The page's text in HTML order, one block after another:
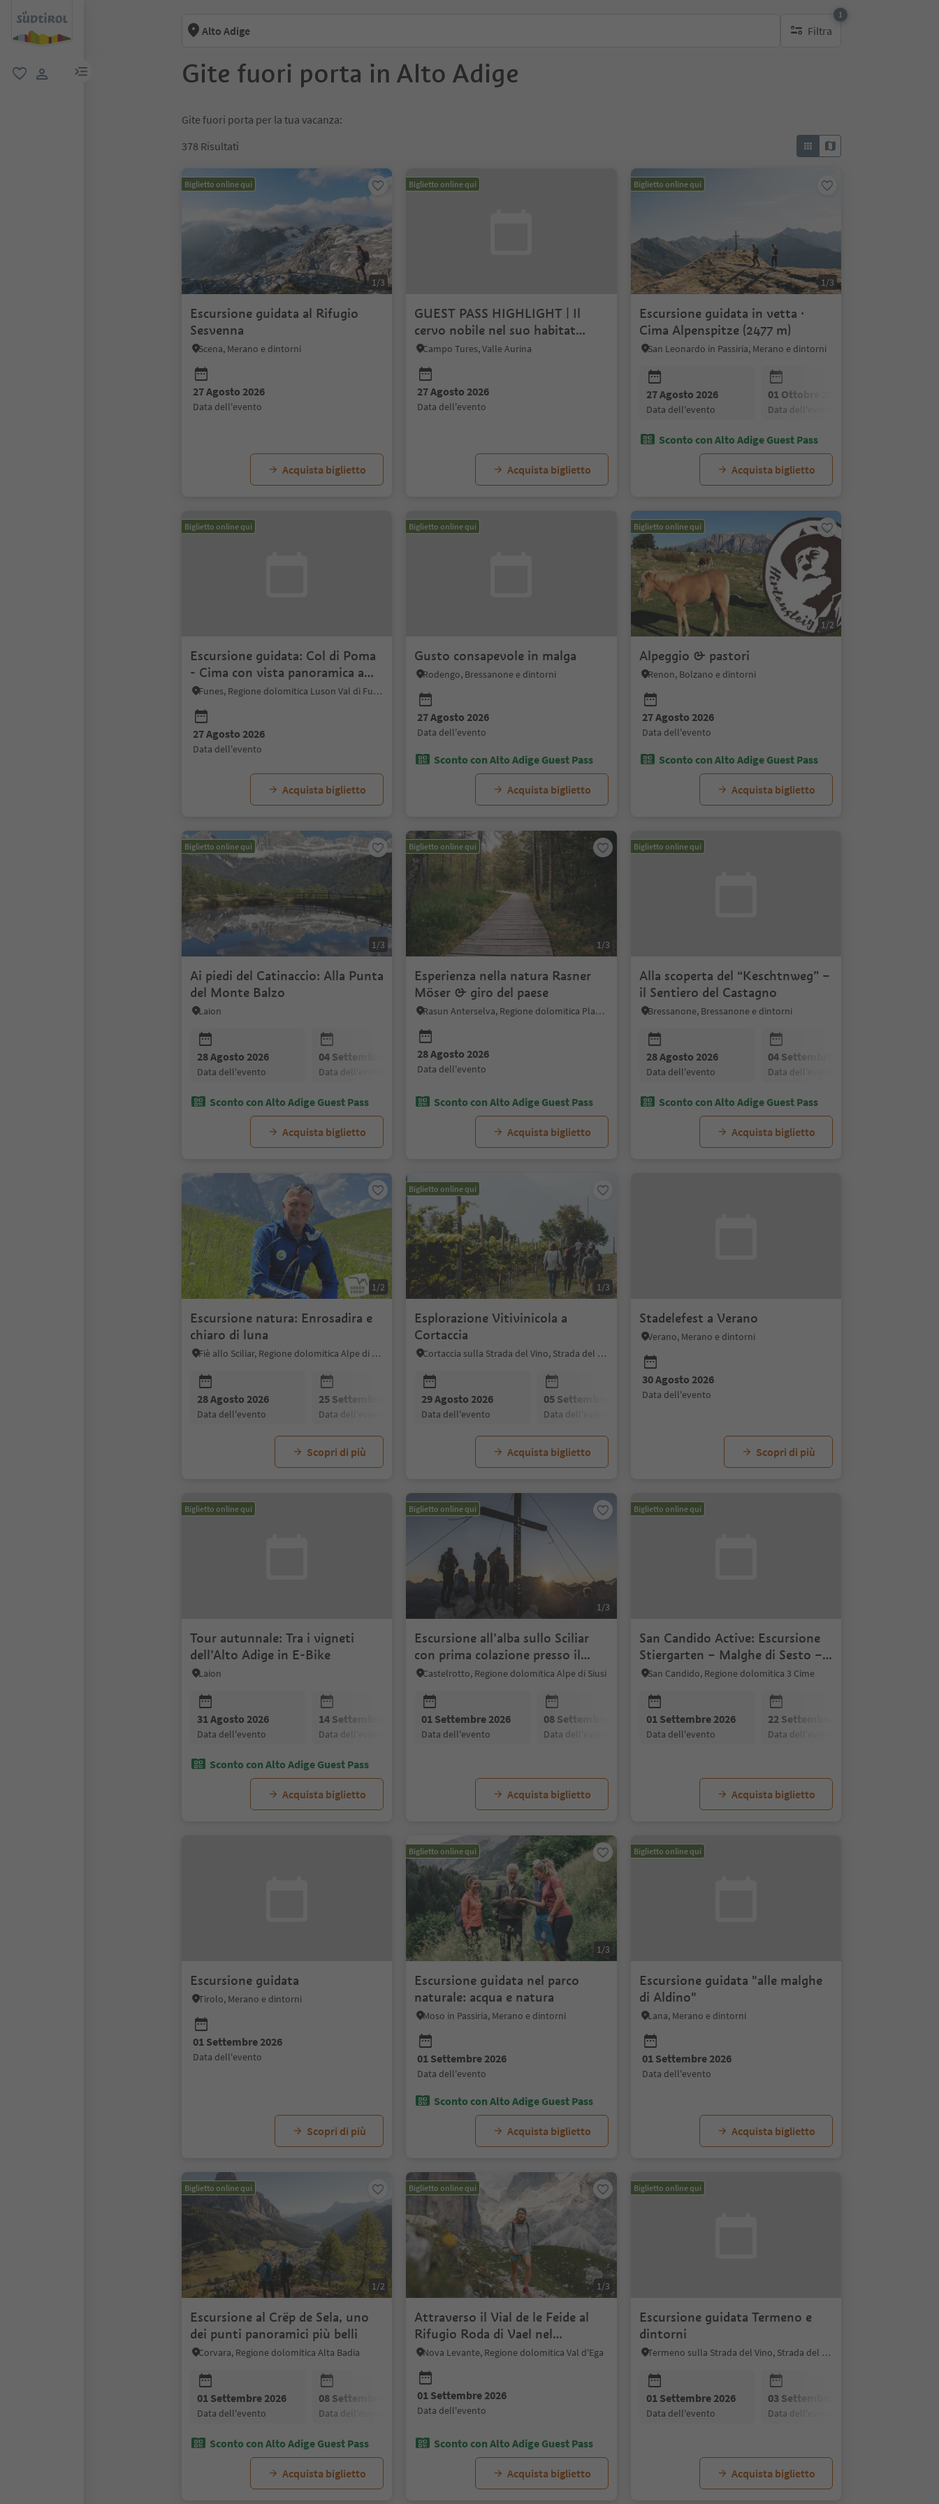
menu link
Alto Adige Filtra
1
1 filtro attivo
Gite fuori porta in Alto Adige
Gite fuori porta per la tua vacanza:
378 Risultati
Biglietto online qui
1/3
Escursione guidata al Rifugio
Sesvenna
Scena, Merano e dintorni
27 Agosto 2026
data dell'evento
Acquista biglietto
Biglietto online qui
GUEST PASS HIGHLIGHT | Il
cervo nobile nel suo habitat
(semi)naturale
Campo Tures, Valle Aurina
27 Agosto 2026
data dell'evento
Acquista biglietto
Biglietto online qui
1/3
Escursione guidata in vetta ·
Cima Alpenspitze (2477 m)
San Leonardo in Passiria, Merano e dintorni
27 Agosto 2026
data dell'evento
01 Ottobre 2026
data dell'evento
Sconto con Alto Adige Guest Pass
Acquista biglietto
Biglietto online qui
Escursione guidata: Col di Poma
- Cima con vista panoramica a
360°
Funes, Regione dolomitica Luson Val di Funes
27 Agosto 2026
data dell'evento
Acquista biglietto
Biglietto online qui
Gusto consapevole in malga
Rodengo, Bressanone e dintorni
27 Agosto 2026
data dell'evento
Sconto con Alto Adige Guest Pass
Acquista biglietto
Biglietto online qui
1/2
Alpeggio & pastori
Renon, Bolzano e dintorni
27 Agosto 2026
data dell'evento
Sconto con Alto Adige Guest Pass
Acquista biglietto
Biglietto online qui
1/3
Ai piedi del Catinaccio: Alla Punta
del Monte Balzo
Laion
28 Agosto 2026
data dell'evento
04 Settembre 2026
data dell'evento
11 Settembre 2026
data dell'evento
18 Settembre 2026 25 Settembre 2026
data dell'evento
Sconto con Alto Adige Guest Pass
Acquista biglietto
Biglietto online qui
1/3
Esperienza nella natura Rasner
Möser & giro del paese
Rasun Anterselva, Regione dolomitica Plan de Corones
28 Agosto 2026
data dell'evento
Sconto con Alto Adige Guest Pass
Acquista biglietto
Biglietto online qui
Alla scoperta del “Keschtnweg” –
il Sentiero del Castagno
Bressanone, Bressanone e dintorni
28 Agosto 2026
data dell'evento
04 Settembre 2026
data dell'evento
Sconto con Alto Adige Guest Pass
Acquista biglietto
1/2
Escursione natura: Enrosadira e
chiaro di luna
Fiè allo Sciliar, Regione dolomitica Alpe di Siusi
28 Agosto 2026
data dell'evento
25 Settembre 2026
data dell'evento
Scopri di più
Biglietto online qui
1/3
Esplorazione Vitivinicola a
Cortaccia
Cortaccia sulla Strada del Vino, Strada del Vino
29 Agosto 2026
data dell'evento
05 Settembre 2026
data dell'evento
12 Settembre 2026
Acquista biglietto
Stadelefest a Verano
Verano, Merano e dintorni
30 Agosto 2026
data dell'evento
Scopri di più
Biglietto online qui
Tour autunnale: Tra i vigneti
dell’Alto Adige in E-Bike
Laion
31 Agosto 2026
data dell'evento
14 Settembre 2026
data dell'evento
21 Settembre 2026
data dell'evento
28 Settembre 2026
data dell'evento
05 Ottobre 2026
data dell'evento
Sconto con Alto Adige Guest Pass
Acquista biglietto
Biglietto online qui
1/3
Escursione all’alba sullo Sciliar
con prima colazione presso il
Rifugio Bolzano
Castelrotto, Regione dolomitica Alpe di Siusi
01 Settembre 2026
data dell'evento
08 Settembre 2026
data dell'evento
15 Settembre 2026
data dell'evento
22 Settembre 2026
data dell'evento
Acquista biglietto
Biglietto online qui
San Candido Active: Escursione
Stiergarten – Malghe di Sesto –
Passo Monte Croce
San Candido, Regione dolomitica 3 Cime
01 Settembre 2026
data dell'evento
22 Settembre 2026
data dell'evento
Acquista biglietto
Escursione guidata
Tirolo, Merano e dintorni
01 Settembre 2026
data dell'evento
Scopri di più
Biglietto online qui
1/3
Escursione guidata nel parco
naturale: acqua e natura
Moso in Passiria, Merano e dintorni
01 Settembre 2026
data dell'evento
Sconto con Alto Adige Guest Pass
Acquista biglietto
Biglietto online qui
Escursione guidata "alle malghe
di Aldino"
Lana, Merano e dintorni
01 Settembre 2026
data dell'evento
Acquista biglietto
Biglietto online qui
1/2
Escursione al Crëp de Sela, uno
dei punti panoramici più belli
Corvara, Regione dolomitica Alta Badia
01 Settembre 2026
data dell'evento
08 Settembre 2026
data dell'evento
15 Settembre 2026
data dell'evento
22 Settembre 2026 29 Settembre 2026
data dell'evento
Sconto con Alto Adige Guest Pass
Acquista biglietto
Biglietto online qui
1/3
Attraverso il Vial de le Feide al
Rifugio Roda di Vael nel
Catinaccio
Nova Levante, Regione dolomitica Val d'Ega
01 Settembre 2026
data dell'evento
Sconto con Alto Adige Guest Pass
Acquista biglietto
Biglietto online qui
Escursione guidata Termeno e
dintorni
Termeno sulla Strada del Vino, Strada del Vino
01 Settembre 2026
data dell'evento
03 Settembre 2026
data dell'evento
Acquista biglietto